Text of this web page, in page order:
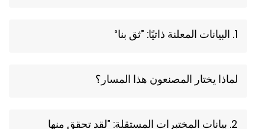
لماذا يختار المصنعون هذا المسار؟
2. بيانات المختبرات المستقلة: ”لقد تحقق منها